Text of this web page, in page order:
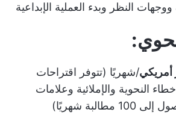
النظر وبدء العملية الإبداعية
/شهريًا (تتوفر اقتراحات
النحوية والإملائية وعلامات
مطالبة شهريًا)